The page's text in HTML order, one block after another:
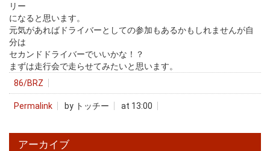
リー
になると思います。
元気があればドライバーとしての参加もあるかもしれませんが自
分は
セカンドドライバーでいいかな！？
まずは走行会で走らせてみたいと思います。
86/BRZ
Permalink by トッチー at 13:00
アーカイブ